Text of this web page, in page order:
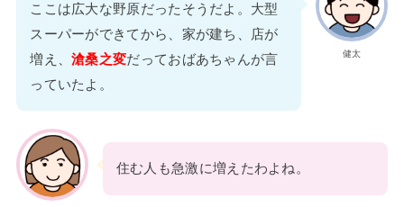
健太
ここは広大な野原だったそうだよ。大型
スーパーができてから、家が建ち、店が
増え、滄桑之変だっておばあちゃんが言
っていたよ。
住む人も急激に増えたわよね。